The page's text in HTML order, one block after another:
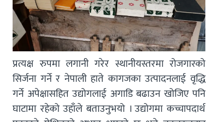
प्रत्यक्ष रुपमा लगानी गरेर स्थानीयस्तरमा रोजगारको
सिर्जना गर्ने र नेपाली हाते कागजका उत्पादनलाई वृद्धि
गर्ने अपेक्षासहित उद्योगलाई अगाडि बढाउन खोजिए पनि
घाटामा रहेको उहाँले बताउनुभयो । उद्योगमा कच्चापदार्थ